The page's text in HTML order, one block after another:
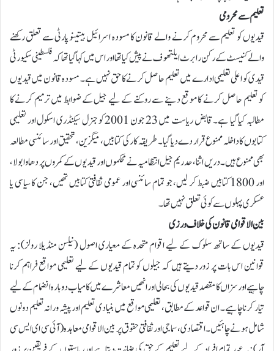
تعلیم سے محرومی
قیدیوں کو تعلیم سے محروم کرنے والے قانون کا مسودہ اسرائیل بیتینو پارٹی سے تعلق رکھنے
والے کنیسٹ کے رکن رابرٹ ایلتھوف نے پیش کیا تھا اور اس میں کہا گیا تھا کہ فلسطینی سکیورٹی
قیدی کو اعلی تعلیمی ادارے میں تعلیم حاصل کرنے کا حق نہیں ہے۔ مسودہ قانون میں قیدیوں
کو تعلیم حاصل کرنے کا موقع دینے سے روکنے کے لیے جیل کے ضوابط میں ترمیم کرنے کا
مطالبہ کیا گیا ہے۔قابض ریاست میں 23 جون 2001 کو جنرل سیکنڈری اسکول اور تعلیمی
کتابوں کا داخلہ ممنوع قرار دے دیا گیا۔ طریقہ کار کی کتابیں، میگزین، تحقیق اور سائنسی مطالعہ
بھی ممنوع ہیں۔ دریں اثنا، حدریم جیل انتظامیہ نے محکموں اور قیدیوں کے کمروں پر دھاوا بولا،
اور 1800 کتابیں ضبط کر لیں، جو تمام سائنسی اور عمومی ثقافتی کتابیں تھیں، جن کا سیاسی یا
عسکری پہلوں سے کوئی تعلق نہیں تھا۔
بین الاقوامی قانون کی خلاف ورزی
قیدیوں کے ساتھ سلوک کے لیے اقوام متحدہ کے معیاری اصول (نیلسن منڈیلا رولز): یہ
قوانین اس بات پر زور دیتے ہیں کہ جیلوں کو تمام قیدیوں کے لیے تعلیمی مواقع فراہم کرنا
چاہیے اور سزاں کا مقصد قیدیوں کی بحالی اور انھیں معاشرے میں کامیاب دوبارہ انضمام کے لیے
تیار کرنا چاہیے۔ ان قواعد کے مطابق، تعلیمی مواقع میں بنیادی تعلیم اور پیشہ ورانہ تعلیم دونوں
شامل ہونے چاہئیں۔اقتصادی، سماجی اور ثقافتی حقوق پر بین الاقوامی معاہدہ (آئی سی ای ایس سی